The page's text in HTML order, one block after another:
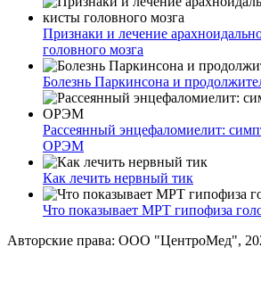
Признаки и лечение
головного мозга
Болезнь Паркинсона и
Рассеянный энцефаломиелит:
ОРЭМ
Как лечить нервный тик
Что показывает МРТ гипофиза
Авторские права: ООО "ЦентроМед",